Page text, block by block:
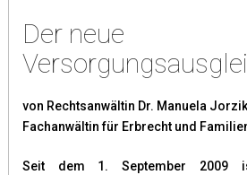
Der neue
von Rechtsanwältin Dr. Manuela Jorzik
Fachanwältin für Erbrecht und
Seit dem 1. September 2009